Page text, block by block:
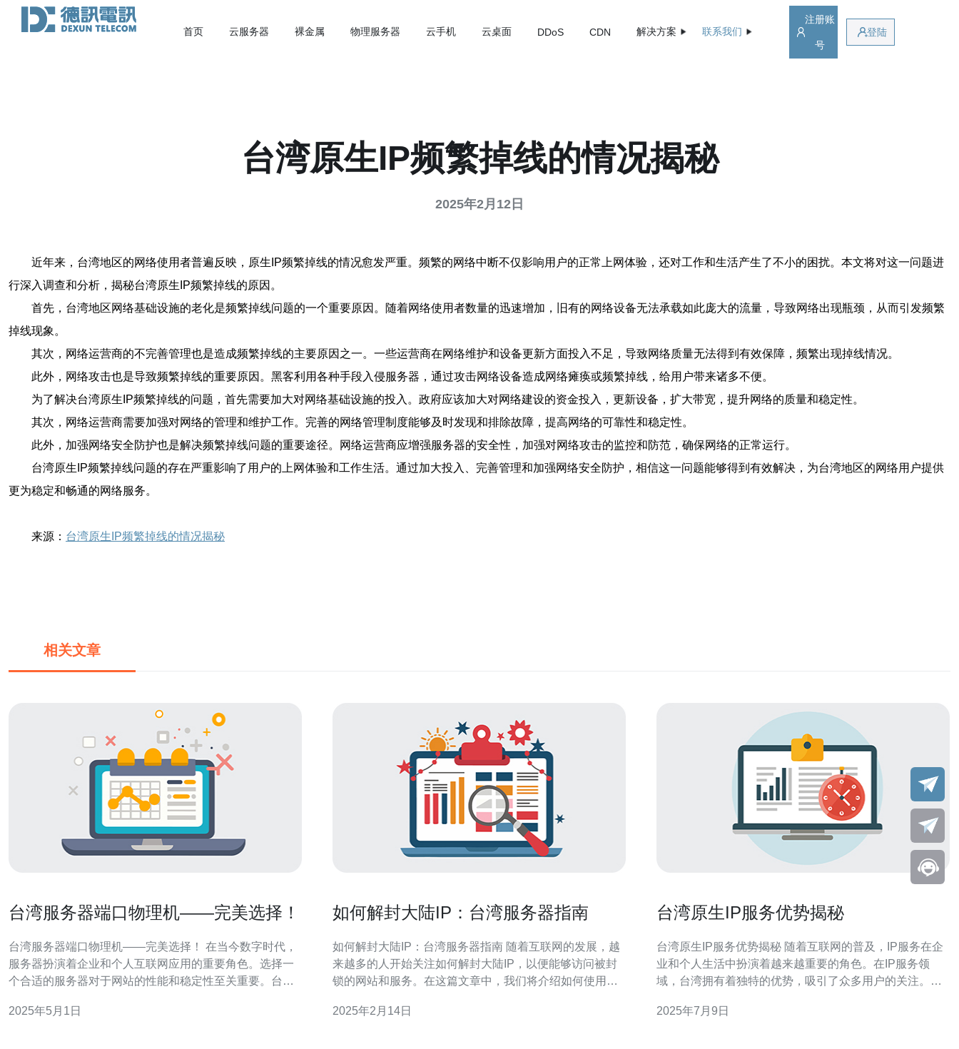
首页 云服务器 裸金属 物理服务器 云手机 云桌面 DDoS CDN 解决方案 联系我们
注册账
号
登陆
台湾原生IP频繁掉线的情况揭秘
2025年2月12日
近年来，台湾地区的网络使用者普遍反映，原生IP频繁掉线的情况愈发严重。频繁的网络中断不仅影响用户的正常上网体验，还对工作和生活产生了不小的困扰。本文将对这一问题进
行深入调查和分析，揭秘台湾原生IP频繁掉线的原因。
首先，台湾地区网络基础设施的老化是频繁掉线问题的一个重要原因。随着网络使用者数量的迅速增加，旧有的网络设备无法承载如此庞大的流量，导致网络出现瓶颈，从而引发频繁
掉线现象。
其次，网络运营商的不完善管理也是造成频繁掉线的主要原因之一。一些运营商在网络维护和设备更新方面投入不足，导致网络质量无法得到有效保障，频繁出现掉线情况。
此外，网络攻击也是导致频繁掉线的重要原因。黑客利用各种手段入侵服务器，通过攻击网络设备造成网络瘫痪或频繁掉线，给用户带来诸多不便。
为了解决台湾原生IP频繁掉线的问题，首先需要加大对网络基础设施的投入。政府应该加大对网络建设的资金投入，更新设备，扩大带宽，提升网络的质量和稳定性。
其次，网络运营商需要加强对网络的管理和维护工作。完善的网络管理制度能够及时发现和排除故障，提高网络的可靠性和稳定性。
此外，加强网络安全防护也是解决频繁掉线问题的重要途径。网络运营商应增强服务器的安全性，加强对网络攻击的监控和防范，确保网络的正常运行。
台湾原生IP频繁掉线问题的存在严重影响了用户的上网体验和工作生活。通过加大投入、完善管理和加强网络安全防护，相信这一问题能够得到有效解决，为台湾地区的网络用户提供
更为稳定和畅通的网络服务。
来源： 台湾原生IP频繁掉线的情况揭秘
相关文章
台湾服务器端口物理机——完美选择！
台湾服务器端口物理机——完美选择！ 在当今数字时代，
服务器扮演着企业和个人互联网应用的重要角色。选择一
个合适的服务器对于网站的性能和稳定性至关重要。台湾
您介绍其完美选择的原因。 台湾位于环太平洋地震带，具
2025年5月1日
如何解封大陆IP：台湾服务器指南
如何解封大陆IP：台湾服务器指南 随着互联网的发展，越
来越多的人开始关注如何解封大陆IP，以便能够访问被封
锁的网站和服务。在这篇文章中，我们将介绍如何使用台
的服务器，通过连接到台湾服务器，您可以获得一个台湾
2025年2月14日
台湾原生IP服务优势揭秘
台湾原生IP服务优势揭秘 随着互联网的普及，IP服务在企
业和个人生活中扮演着越来越重要的角色。在IP服务领
域，台湾拥有着独特的优势，吸引了众多用户的关注。本
台湾作为一个岛国，拥有丰富的IP资源和稳定的网络环
2025年7月9日